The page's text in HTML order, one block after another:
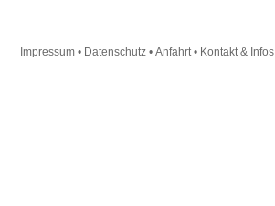
Impressum • Datenschutz • Anfahrt• Kontakt & Infos